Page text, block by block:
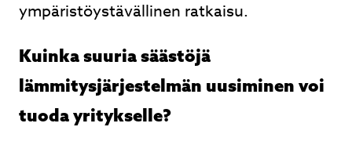
ympäristöystävällinen ratkaisu.
Kuinka suuria säästöjä
lämmitysjärjestelmän uusiminen voi
tuoda yritykselle?